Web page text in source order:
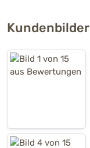
Kundenbilder